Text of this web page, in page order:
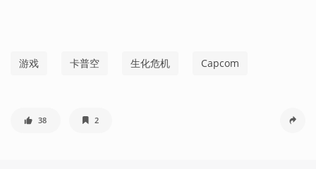
游戏 卡普空 生化危机 Capcom
38 2